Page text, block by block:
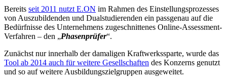
Bereits seit 2011 nutzt E.ON im Rahmen des Einstellungsprozesses
von Auszubildenden und Dualstudierenden ein passgenau auf die
Bedürfnisse des Unternehmens zugeschnittenes Online-Assessment-
Verfahren – den „Phasenprüfer“.
Zunächst nur innerhalb der damaligen Kraftwerkssparte, wurde das
Tool ab 2014 auch für weitere Gesellschaften des Konzerns genutzt
und so auf weitere Ausbildungszielgruppen ausgeweitet.